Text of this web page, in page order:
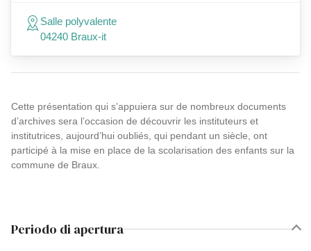
Cette présentation qui s’appuiera sur de nombreux documents
d’archives sera l’occasion de découvrir les instituteurs et
institutrices, aujourd’hui oubliés, qui pendant un siècle, ont
participé à la mise en place de la scolarisation des enfants sur la
commune de Braux.
Periodo di apertura
Salle polyvalente
04240 Braux-it